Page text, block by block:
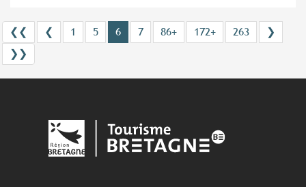
❮❮ ❮ 1 5 6 7 86+ 172+ 263
❯
❯❯